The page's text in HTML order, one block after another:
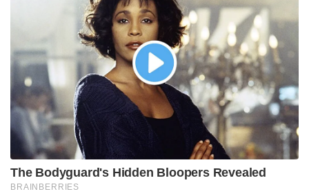
എത്തിക്കുകയും ചെയ്ത സഞ്ജുവിന് മികച്ച
ലീഡർഷിപ്പ് പരിചയസമ്പത്തുണ്ട്. ക്വാർട്ടർ ഫൈനൽ,
സെമി ഫൈനൽ, ഫൈനൽ തുടങ്ങിയ നിർണ്ണായക
മത്സരങ്ങളിൽ ഇന്ത്യയെ ഒറ്റയ്ക്ക് വിജയത്തിലേക്ക്
നയിച്ചത് സഞ്ജുവാണ്. ആ ലോകകപ്പ് പ്രകടനത്തിന്
ശേഷം സഞ്ജുവിന്റെ ബാറ്റിംഗിലെ പക്വതയും
സ്ഥിരതയും പുതിയ തലത്തിലാണ്.” അദ്ദേഹം
പറഞ്ഞു.
സഞ്ജുവിന്റെ കളിയിലെ സ്ഥിരതയില്ലായ്മയെക്കുറിച്ച്
വർഷങ്ങളായി ഉയർന്നുകേട്ടിരുന്ന എല്ലാ